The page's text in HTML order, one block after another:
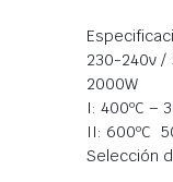
230-240v /
2000W
I: 400ºC –
II: 600ºC 
Selección